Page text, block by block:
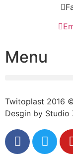
Menu
Twitoplast
Desgin by